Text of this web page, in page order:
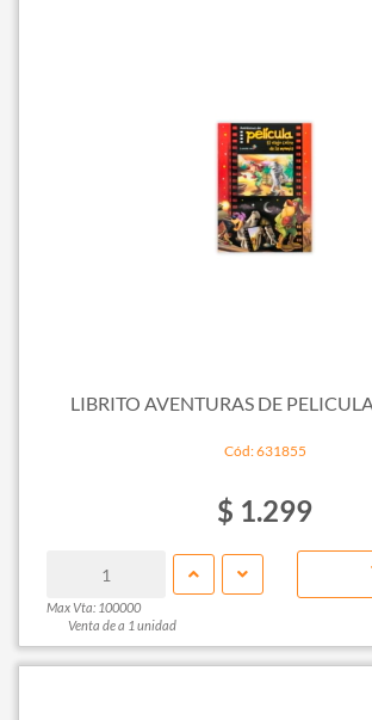
LIBRITO AVENTURAS DE
Cód: 631855
$ 1.299
Max Vta: 100000
Venta de a 1 unidad